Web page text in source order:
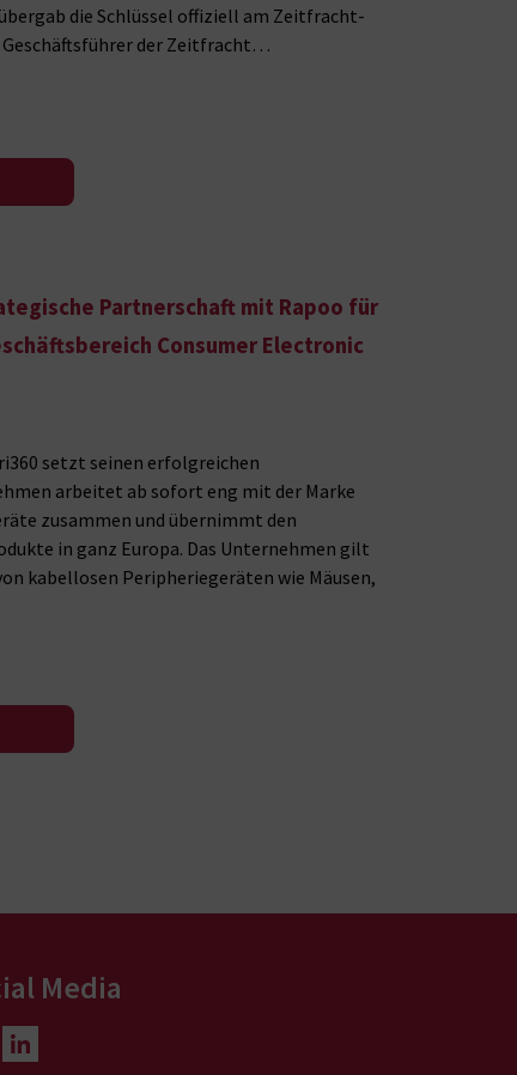
die Schlüssel offiziell am Zeitfracht-
der Zeitfracht…
Partnerschaft mit Rapoo für
Consumer Electronic
setzt seinen erfolgreichen
arbeitet ab sofort eng mit der Marke
zusammen und übernimmt den
in ganz Europa. Das Unternehmen gilt
kabellosen Peripheriegeräten wie Mäusen,
Media